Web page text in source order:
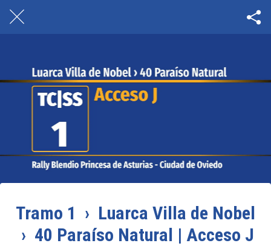
Tramo 1 › Luarca Villa de Nobel
› 40 Paraíso Natural | Acceso J